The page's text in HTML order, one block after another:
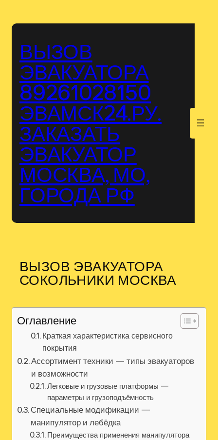
ВЫЗОВ
ЭВАКУАТОРА
89261028150
ЭВАМСК24.РУ.
ЗАКАЗАТЬ
ЭВАКУАТОР
МОСКВА, МО,
ГОРОДА РФ
ВЫЗОВ ЭВАКУАТОРА
СОКОЛЬНИКИ МОСКВА
Оглавление
Краткая характеристика сервисного
покрытия
Ассортимент техники — типы эвакуаторов
и возможности
Легковые и грузовые платформы —
параметры и грузоподъёмность
Специальные модификации —
манипулятор и лебёдка
Преимущества применения манипулятора